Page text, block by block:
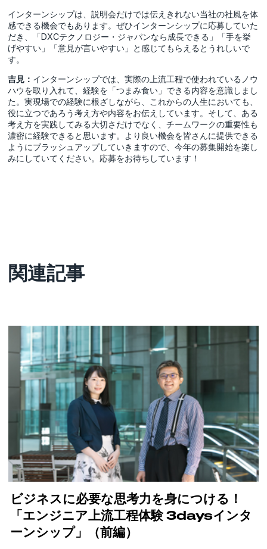
インターンシップは、説明会だけでは伝えきれない当社の社風を体
感できる機会でもあります。ぜひインターンシップに応募していた
だき、「DXCテクノロジー・ジャパンなら成長できる」「手を挙
げやすい」「意見が言いやすい」と感じてもらえるとうれしいで
す。
吉見： インターンシップでは、実際の上流工程で使われているノウ
ハウを取り入れて、経験を「つまみ食い」できる内容を意識しまし
た。実現場での経験に根ざしながら、これからの人生においても、
役に立つであろう考え方や内容をお伝えしています。そして、ある
考え方を実践してみる大切さだけでなく、チームワークの重要性も
濃密に経験できると思います。より良い機会を皆さんに提供できる
ようにブラッシュアップしていきますので、今年の募集開始を楽し
みにしていてください。応募をお待ちしています！
関連記事
ビジネスに必要な思考力を身につける！
「エンジニア上流工程体験 3daysインタ
ーンシップ」（前編）